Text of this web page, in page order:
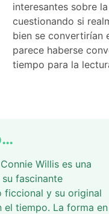
interesantes sobre
cuestionando si
bien se convertirían
parece haberse
tiempo para la
Willis es una
fascinante
ficcional y su original
el tiempo. La forma en